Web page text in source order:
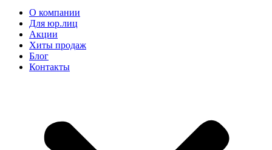
О компании
Для юр.лиц
Акции
Хиты продаж
Блог
Контакты